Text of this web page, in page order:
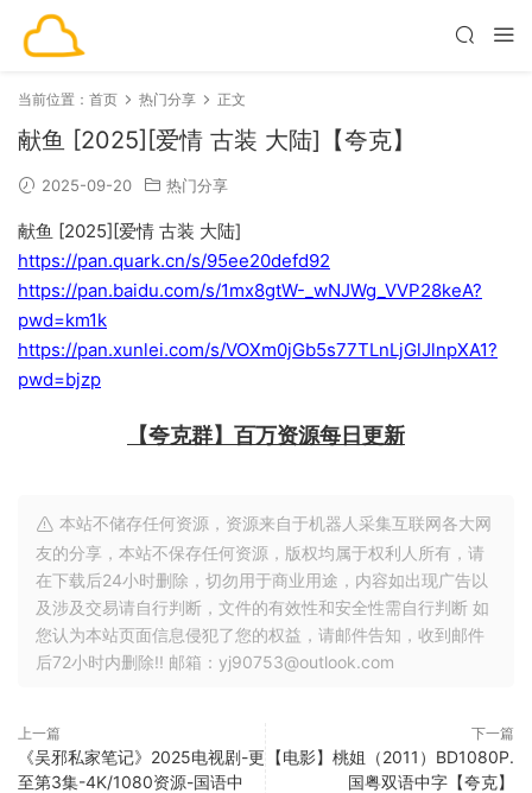
当前位置： 首页 热门分享 正文
献鱼 [2025][爱情 古装 大陆]【夸克】
2025-09-20 热门分享
献鱼 [2025][爱情 古装 大陆]
https://pan.quark.cn/s/95ee20defd92
https://pan.baidu.com/s/1mx8gtW-_wNJWg_VVP28keA?
pwd=km1k
https://pan.xunlei.com/s/VOXm0jGb5s77TLnLjGlJlnpXA1?
pwd=bjzp
【夸克群】百万资源每日更新
本站不储存任何资源，资源来自于机器人采集互联网各大网
友的分享，本站不保存任何资源，版权均属于权利人所有，请
在下载后24小时删除，切勿用于商业用途，内容如出现广告以
及涉及交易请自行判断，文件的有效性和安全性需自行判断 如
您认为本站页面信息侵犯了您的权益，请邮件告知，收到邮件
后72小时内删除!! 邮箱：yj90753@outlook.com
上一篇
《吴邪私家笔记》2025电视剧-更
至第3集-4K/1080资源-国语中
下一篇
【电影】桃姐（2011）BD1080P.
国粤双语中字【夸克】